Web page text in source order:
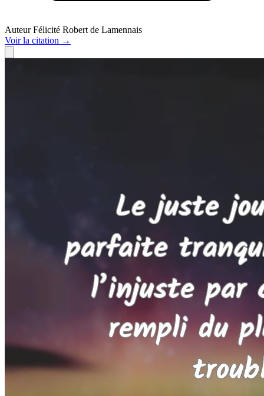
Auteur Félicité Robert de Lamennais
Voirla citation →